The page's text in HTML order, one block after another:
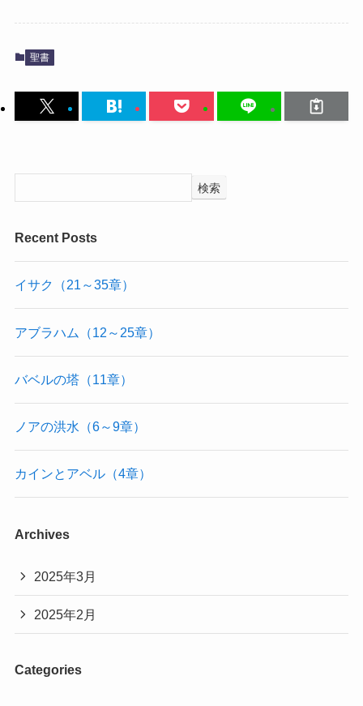
聖書
検索
Recent Posts
イサク（21～35章）
アブラハム（12～25章）
バベルの塔（11章）
ノアの洪水（6～9章）
カインとアベル（4章）
Archives
2025年3月
2025年2月
Categories